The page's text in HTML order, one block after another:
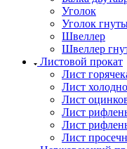
Уголок
Уголок
Швеллер
Швеллер
Листовой прокат
Лист
Лист
Лист
Лист
Лист
Лист